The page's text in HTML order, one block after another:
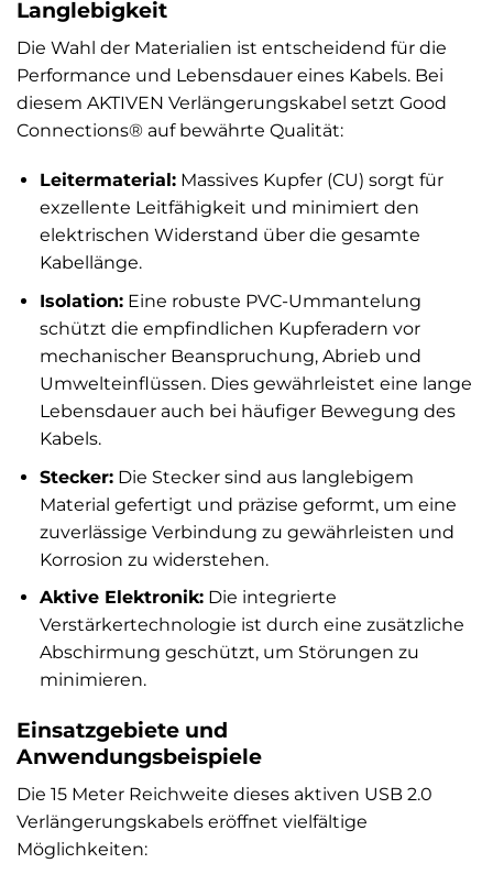
Langlebigkeit
Die Wahl der Materialien ist entscheidend für die
Performance und Lebensdauer eines Kabels. Bei
diesem AKTIVEN Verlängerungskabel setzt Good
Connections® auf bewährte Qualität:
Leitermaterial:Massives Kupfer (CU) sorgt für
exzellente Leitfähigkeit und minimiert den
elektrischen Widerstand über die gesamte
Kabellänge.
Isolation:Eine robuste PVC-Ummantelung
schützt die empfindlichen Kupferadern vor
mechanischer Beanspruchung, Abrieb und
Umwelteinflüssen. Dies gewährleistet eine lange
Lebensdauer auch bei häufiger Bewegung des
Kabels.
Stecker:Die Stecker sind aus langlebigem
Material gefertigt und präzise geformt, um eine
zuverlässige Verbindung zu gewährleisten und
Korrosion zu widerstehen.
Aktive Elektronik:Die integrierte
Verstärkertechnologie ist durch eine zusätzliche
Abschirmung geschützt, um Störungen zu
minimieren.
Einsatzgebiete und
Anwendungsbeispiele
Die 15 Meter Reichweite dieses aktiven USB 2.0
Verlängerungskabels eröffnet vielfältige
Möglichkeiten: